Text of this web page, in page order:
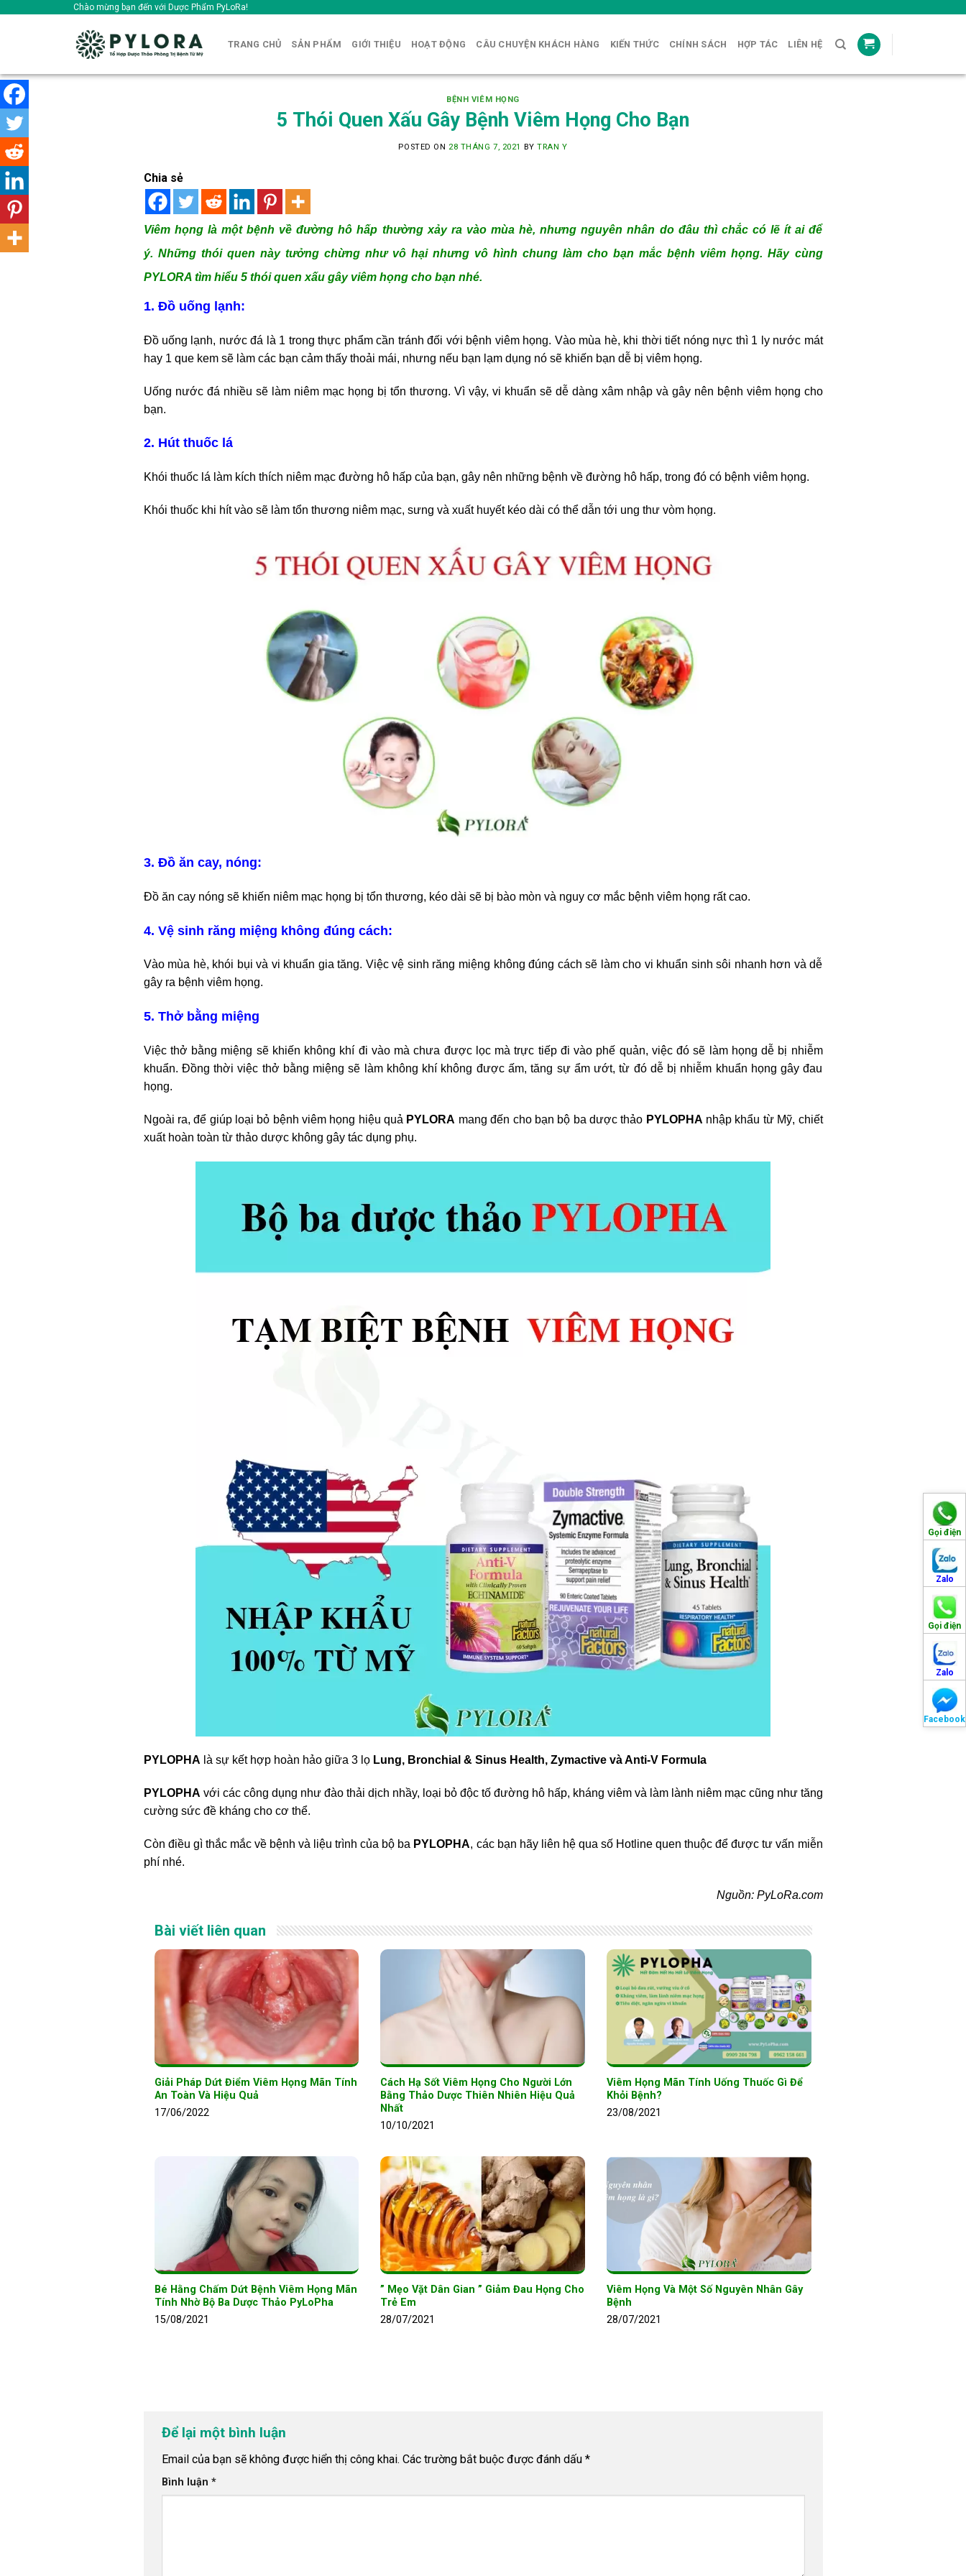
Chào mừng bạn đến với Dược Phẩm PyLoRa!
TRANG CHỦ SẢN PHẨM GIỚI THIỆU HOẠT ĐỘNG CÂU CHUYỆN KHÁCH HÀNG KIẾN THỨC CHÍNH SÁCH HỢP TÁC LIÊN HỆ
Gọi điện
Zalo
Gọi điện
Zalo
Facebook
BỆNH VIÊM HỌNG
5 Thói Quen Xấu Gây Bệnh Viêm Họng Cho Bạn
POSTED ON 28 THÁNG 7, 2021 BYTRAN Y
Chia sẻ
Viêm họng là một bệnh về đường hô hấp thường xảy ra vào mùa hè, nhưng nguyên nhân do đâu thì chắc có lẽ ít ai để
ý. Những thói quen này tưởng chừng như vô hại nhưng vô hình chung làm cho bạn mắc bệnh viêm họng. Hãy cùng
PYLORA tìm hiểu 5 thói quen xấu gây viêm họng cho bạn nhé.
1. Đồ uống lạnh:
Đồ uống lạnh, nước đá là 1 trong thực phẩm cần tránh đối với bệnh viêm họng. Vào mùa hè, khi thời tiết nóng nực thì 1 ly nước mát
hay 1 que kem sẽ làm các bạn cảm thấy thoải mái, nhưng nếu bạn lạm dụng nó sẽ khiến bạn dễ bị viêm họng.
Uống nước đá nhiều sẽ làm niêm mạc họng bị tổn thương. Vì vậy, vi khuẩn sẽ dễ dàng xâm nhập và gây nên bệnh viêm họng cho
bạn.
2. Hút thuốc lá
Khói thuốc lá làm kích thích niêm mạc đường hô hấp của bạn, gây nên những bệnh về đường hô hấp, trong đó có bệnh viêm họng.
Khói thuốc khi hít vào sẽ làm tổn thương niêm mạc, sưng và xuất huyết kéo dài có thể dẫn tới ung thư vòm họng.
3. Đồ ăn cay, nóng:
Đồ ăn cay nóng sẽ khiến niêm mạc họng bị tổn thương, kéo dài sẽ bị bào mòn và nguy cơ mắc bệnh viêm họng rất cao.
4. Vệ sinh răng miệng không đúng cách:
Vào mùa hè, khói bụi và vi khuẩn gia tăng. Việc vệ sinh răng miệng không đúng cách sẽ làm cho vi khuẩn sinh sôi nhanh hơn và dễ
gây ra bệnh viêm họng.
5. Thở bằng miệng
Việc thở bằng miệng sẽ khiến không khí đi vào mà chưa được lọc mà trực tiếp đi vào phế quản, việc đó sẽ làm họng dễ bị nhiễm
khuẩn. Đồng thời việc thở bằng miệng sẽ làm không khí không được ấm, tăng sự ẩm ướt, từ đó dễ bị nhiễm khuẩn họng gây đau
họng.
Ngoài ra, để giúp loại bỏ bệnh viêm họng hiệu quả PYLORA mang đến cho bạn bộ ba dược thảo PYLOPHA nhập khẩu từ Mỹ, chiết
xuất hoàn toàn từ thảo dược không gây tác dụng phụ.
PYLOPHA là sự kết hợp hoàn hảo giữa 3 lọ Lung, Bronchial & Sinus Health, Zymactive và Anti-V Formula
PYLOPHA với các công dụng như đào thải dịch nhầy, loại bỏ độc tố đường hô hấp, kháng viêm và làm lành niêm mạc cũng như tăng
cường sức đề kháng cho cơ thể.
Còn điều gì thắc mắc về bệnh và liệu trình của bộ ba PYLOPHA, các bạn hãy liên hệ qua số Hotline quen thuộc để được tư vấn miễn
phí nhé.
Nguồn: PyLoRa.com
Bài viết liên quan
Giải Pháp Dứt Điểm Viêm Họng Mãn Tính
An Toàn Và Hiệu Quả
17/06/2022
Cách Hạ Sốt Viêm Họng Cho Người Lớn
Bằng Thảo Dược Thiên Nhiên Hiệu Quả
Nhất
10/10/2021
Viêm Họng Mãn Tính Uống Thuốc Gì Để
Khỏi Bệnh?
23/08/2021
Bé Hằng Chấm Dứt Bệnh Viêm Họng Mãn
Tính Nhờ Bộ Ba Dược Thảo PyLoPha
15/08/2021
” Mẹo Vặt Dân Gian ” Giảm Đau Họng Cho
Trẻ Em
28/07/2021
Viêm Họng Và Một Số Nguyên Nhân Gây
Bệnh
28/07/2021
Để lại một bình luận
Email của bạn sẽ không được hiển thị công khai. Các trường bắt buộc được đánh dấu *
Bình luận *